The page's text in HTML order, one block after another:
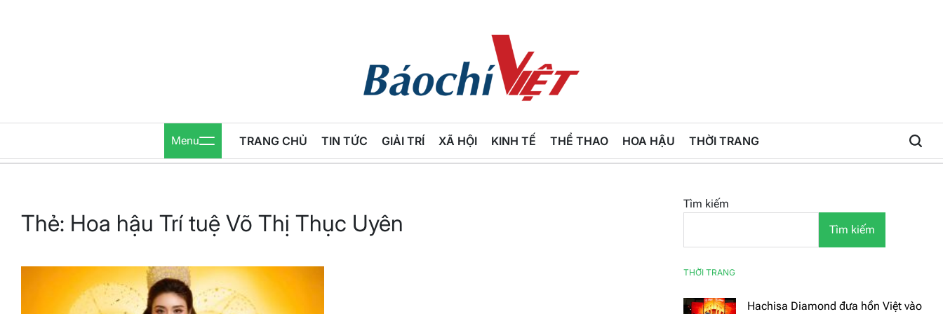
Chí
Việt
Menu TRANG CHỦ TIN TỨC GIẢI TRÍ XÃ HỘI KINH TẾ THỂ THAO HOA HẬU THỜI TRANG
Thẻ: Hoa hậu Trí tuệ Võ Thị Thục Uyên
Tìm kiếm
Tìm kiếm
THỜI TRANG
Hachisa Diamond đưa hồn Việt vào